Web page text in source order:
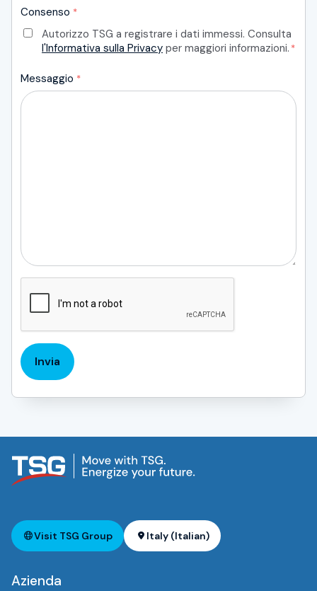
Consenso *
Autorizzo TSG a registrare i dati immessi. Consulta
l'Informativa sulla Privacy per maggiori informazioni. *
Messaggio *
Invia
Visit TSG Group Italy (Italian)
Azienda